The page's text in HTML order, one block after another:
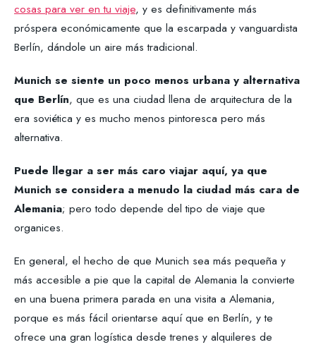
cosas para ver en tu viaje, y es definitivamente más
próspera económicamente que la escarpada y vanguardista
Berlín, dándole un aire más tradicional.
Munich se siente un poco menos urbana y alternativa
que Berlín, que es una ciudad llena de arquitectura de la
era soviética y es mucho menos pintoresca pero más
alternativa.
Puede llegar a ser más caro viajar aquí, ya que
Munich se considera a menudo la ciudad más cara de
Alemania; pero todo depende del tipo de viaje que
organices.
En general, el hecho de que Munich sea más pequeña y
más accesible a pie que la capital de Alemania la convierte
en una buena primera parada en una visita a Alemania,
porque es más fácil orientarse aquí que en Berlín, y te
ofrece una gran logística desde trenes y alquileres de